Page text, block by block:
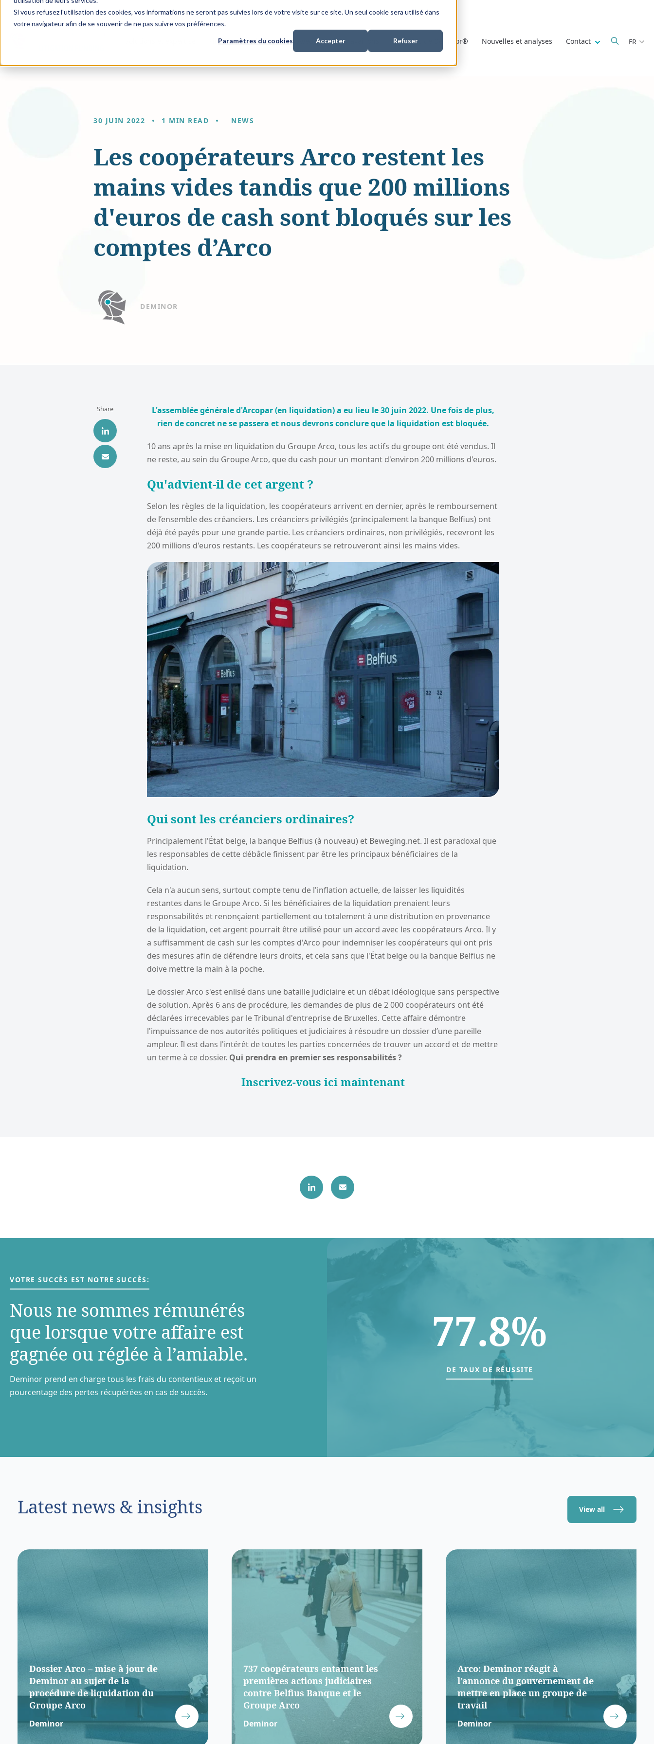
Si vous refusez l'utilisation des cookies, vos informations ne seront pas suivies lors de votre visite sur ce site. Un seul cookie sera utilisé dans
votre navigateur afin de se souvenir de ne pas suivre vos préférences.
Paramètres du cookies Accepter Refuser
Financement de litiges Avec qui nous travaillons A propos de Deminor® Nouvelles et analyses Contact Show submenu
FR
30 JUIN 2022 1 MIN READ NEWS
Les coopérateurs Arco restent les
mains vides tandis que 200 millions
d'euros de cash sont bloqués sur les
comptes d’Arco
DEMINOR
Share
L'assemblée générale d'Arcopar (en liquidation) a eu lieu le 30 juin 2022. Une fois de plus,
rien de concret ne se passera et nous devrons conclure que la liquidation est bloquée.
10 ans après la mise en liquidation du Groupe Arco, tous les actifs du groupe ont été vendus. Il
ne reste, au sein du Groupe Arco, que du cash pour un montant d'environ 200 millions d'euros.
Qu'advient-il de cet argent ?
Selon les règles de la liquidation, les coopérateurs arrivent en dernier, après le remboursement
de l’ensemble des créanciers. Les créanciers privilégiés (principalement la banque Belfius) ont
déjà été payés pour une grande partie. Les créanciers ordinaires, non privilégiés, recevront les
200 millions d'euros restants. Les coopérateurs se retrouveront ainsi les mains vides.
Qui sont les créanciers ordinaires?
Principalement l'État belge, la banque Belfius (à nouveau) et Beweging.net. Il est paradoxal que
les responsables de cette débâcle finissent par être les principaux bénéficiaires de la
liquidation.
Cela n'a aucun sens, surtout compte tenu de l'inflation actuelle, de laisser les liquidités
restantes dans le Groupe Arco. Si les bénéficiaires de la liquidation prenaient leurs
responsabilités et renonçaient partiellement ou totalement à une distribution en provenance
de la liquidation, cet argent pourrait être utilisé pour un accord avec les coopérateurs Arco. Il y
a suffisamment de cash sur les comptes d'Arco pour indemniser les coopérateurs qui ont pris
des mesures afin de défendre leurs droits, et cela sans que l'État belge ou la banque Belfius ne
doive mettre la main à la poche.
Le dossier Arco s'est enlisé dans une bataille judiciaire et un débat idéologique sans perspective
de solution. Après 6 ans de procédure, les demandes de plus de 2 000 coopérateurs ont été
déclarées irrecevables par le Tribunal d'entreprise de Bruxelles. Cette affaire démontre
l'impuissance de nos autorités politiques et judiciaires à résoudre un dossier d’une pareille
ampleur. Il est dans l'intérêt de toutes les parties concernées de trouver un accord et de mettre
un terme à ce dossier. Qui prendra en premier ses responsabilités ?
Inscrivez-vous ici maintenant
VOTRE SUCCÈS EST NOTRE SUCCÈS:
Nous ne sommes rémunérés
que lorsque votre aﬀaire est
gagnée ou réglée à l’amiable.
Deminor prend en charge tous les frais du contentieux et reçoit un
pourcentage des pertes récupérées en cas de succès.
77.8%
DE TAUX DE RÉUSSITE
Latest news & insights View all
Dossier Arco – mise à jour de
Deminor au sujet de la
procédure de liquidation du
Groupe Arco
Deminor
737 coopérateurs entament les
premières actions judiciaires
contre Belfius Banque et le
Groupe Arco
Deminor
Arco: Deminor réagit à
l’annonce du gouvernement de
mettre en place un groupe de
travail
Deminor